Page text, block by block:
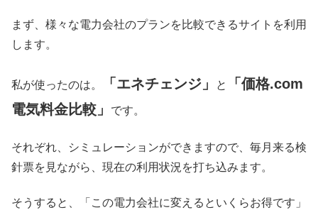
まず、様々な電力会社のプランを比較できるサイトを利用
します。
私が使ったのは。 「エネチェンジ」 と
「価格.com
電気料金比較」
です。
それぞれ、シミュレーションができますので、毎月来る検
針票を見ながら、現在の利用状況を打ち込みます。
そうすると、「この電力会社に変えるといくらお得です」